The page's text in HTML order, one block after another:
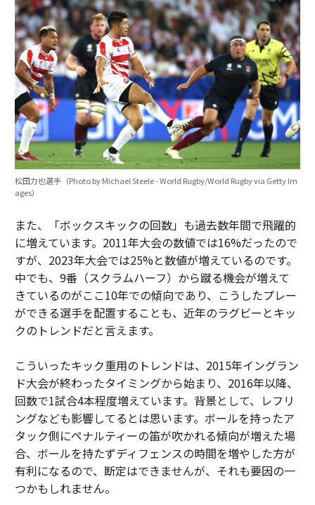
松田力也選手（Photo by Michael Steele - World Rugby/World Rugby via Getty Im
ages）
また、「ボックスキックの回数」も過去数年間で飛躍的
に増えています。2011年大会の数値では16%だったので
すが、2023年大会では25%と数値が増えているのです。
中でも、9番（スクラムハーフ）から蹴る機会が増えて
きているのがここ10年での傾向であり、こうしたプレー
ができる選手を配置することも、近年のラグビーとキッ
クのトレンドだと言えます。
こういったキック重用のトレンドは、2015年イングラン
ド大会が終わったタイミングから始まり、2016年以降、
回数で1試合4本程度増えています。背景として、レフリ
ングなども影響してるとは思います。ボールを持ったア
タック側にペナルティーの笛が吹かれる傾向が増えた場
合、ボールを持たずディフェンスの時間を増やした方が
有利になるので、断定はできませんが、それも要因の一
つかもしれません。